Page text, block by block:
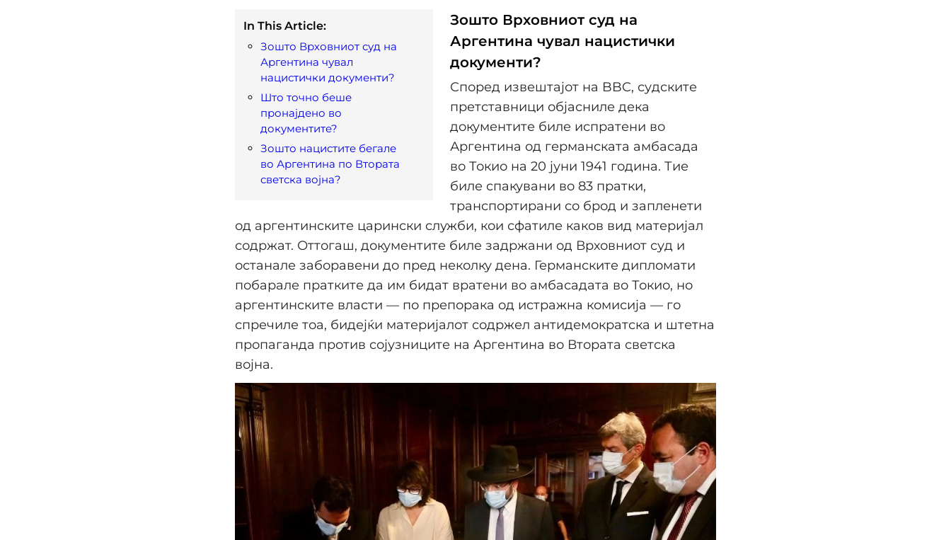
In This Article:
Зошто Врховниот суд на
Аргентина чувал
нацистички документи?
Што точно беше
пронајдено во
документите?
Зошто нацистите бегале
во Аргентина по Втората
светска војна?
Зошто Врховниот суд на
Аргентина чувал нацистички
документи?
Според извештајот на BBC, судските
претставници објасниле дека
документите биле испратени во
Аргентина од германската амбасада
во Токио на 20 јуни 1941 година. Тие
биле спакувани во 83 пратки,
транспортирани со брод и запленети
од аргентинските царински служби, кои сфатиле каков вид материјал
содржат. Оттогаш, документите биле задржани од Врховниот суд и
останале заборавени до пред неколку дена. Германските дипломати
побарале пратките да им бидат вратени во амбасадата во Токио, но
аргентинските власти — по препорака од истражна комисија — го
спречиле тоа, бидејќи материјалот содржел антидемократска и штетна
пропаганда против сојузниците на Аргентина во Втората светска
војна.